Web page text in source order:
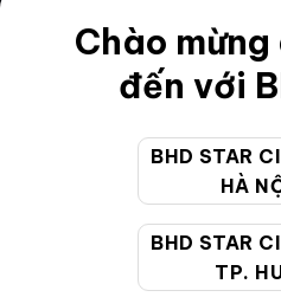
Chào
đến với
BHD STAR
HÀ
BHD STAR
TP.
Điều khoản
Hướng dẫn đặt vé trực tuyến
Quy định và chính sách
Chính sách bảo vệ thông tin
CHĂM SÓC KHÁCH HÀNG